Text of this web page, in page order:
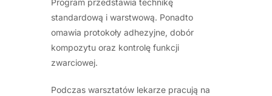
Program przedstawia technikę
standardową i warstwową. Ponadto
omawia protokoły adhezyjne, dobór
kompozytu oraz kontrolę funkcji
zwarciowej.
Podczas warsztatów lekarze pracują na